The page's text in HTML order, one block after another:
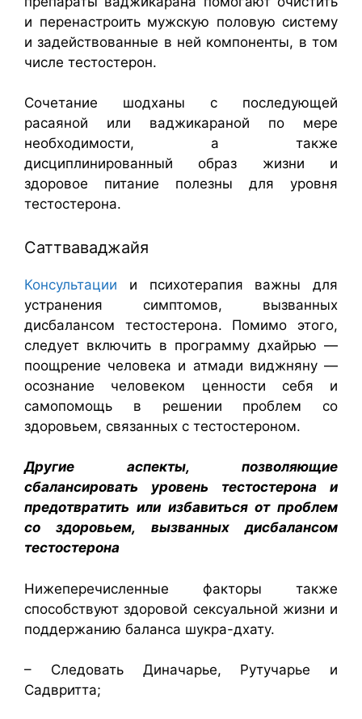
и перенастроить мужскую половую систему
и задействованные в ней компоненты, в том
числе тестостерон.
Сочетание шодханы с последующей
расаяной или ваджикараной по мере
необходимости, а также
дисциплинированный образ жизни и
здоровое питание полезны для уровня
тестостерона.
Саттваваджайя
Консультации и психотерапия важны для
устранения симптомов, вызванных
дисбалансом тестостерона. Помимо этого,
следует включить в программу дхайрью —
поощрение человека и атмади виджняну —
осознание человеком ценности себя и
самопомощь в решении проблем со
здоровьем, связанных с тестостероном.
Другие аспекты, позволяющие
сбалансировать уровень тестостерона и
предотвратить или избавиться от проблем
со здоровьем, вызванных дисбалансом
тестостерона
Нижеперечисленные факторы также
способствуют здоровой сексуальной жизни и
поддержанию баланса шукра-дхату.
– Следовать Диначарье, Рутучарье и
Садвритта;